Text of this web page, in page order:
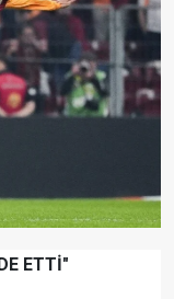
ETTİ"